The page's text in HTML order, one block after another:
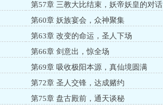
第57章 三教大比结束，妖帝妖皇的对话
第60章 妖族宴会，众神聚集
第63章 改变的命运，圣人下场
第66章 剑意出，惊全场
第69章 吸收极阳本源，真仙境圆满
第72章 圣人交锋，达成赌约
第75章 盘古殿前，通天谈秘